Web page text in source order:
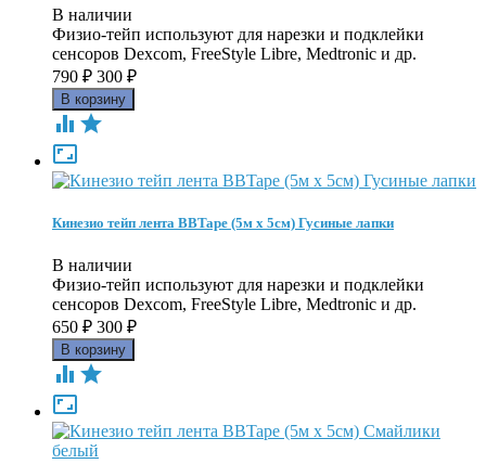
В наличии
Физио-тейп используют для нарезки и подклейки
сенсоров Dexcom, FreeStyle Libre, Medtronic и др.
790 ₽ 300 ₽
 

Кинезио тейп лента BBTape (5м х 5см) Гусиные лапки
В наличии
Физио-тейп используют для нарезки и подклейки
сенсоров Dexcom, FreeStyle Libre, Medtronic и др.
650 ₽ 300 ₽
 
